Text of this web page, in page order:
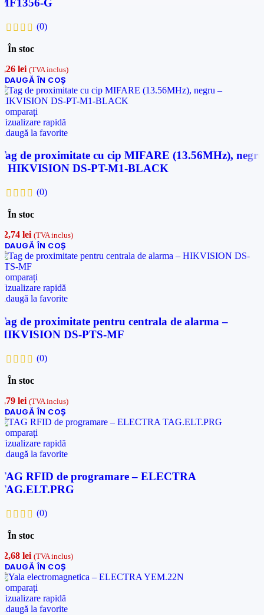
G
(0)
În stoc
lei (TVA inclus)
ÎN COȘ
rapidă
la favorite
de proximitate cu cip MIFARE (13.56MHz), negru
HIKVISION DS-PT-M1-BLACK
(0)
În stoc
lei (TVA inclus)
ÎN COȘ
rapidă
la favorite
de proximitate pentru centrala de alarma –
DS-PTS-MF
(0)
În stoc
lei (TVA inclus)
ÎN COȘ
rapidă
la favorite
RFID de programare – ELECTRA
(0)
În stoc
lei (TVA inclus)
ÎN COȘ
rapidă
la favorite